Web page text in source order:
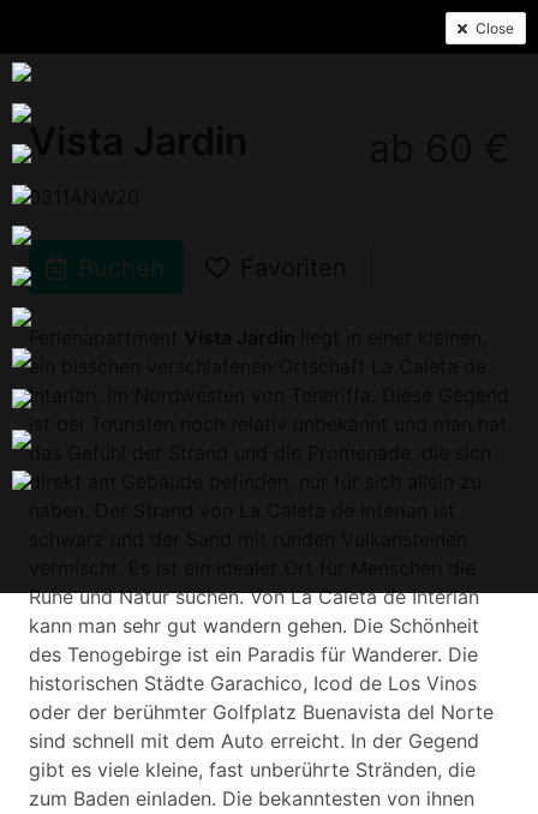
Vista Jardin
0311ANW20
Buchen
ein bisschen verschlafenen Ortschaft La Caleta de
Intarian, im Nordwesten von Teneriffa. Diese Gegend
das Gefühl der Strand und die Promenade, die sich
direkt am Gebäude befinden, nur für sich allein zu
Ruhe und Natur suchen. Von La Caleta de Interian
kann man sehr gut wandern gehen. Die Schönheit
des Tenogebirge ist ein Paradis für Wanderer. Die
historischen Städte Garachico, Icod de Los Vinos
oder der berühmter Golfplatz Buenavista del Norte
sind schnell mit dem Auto erreicht. In der Gegend
gibt es viele kleine, fast unberührte Stränden, die
zum Baden einladen. Die bekanntesten von ihnen
Close